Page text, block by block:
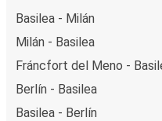
Basilea - Milán
Milán - Basilea
Fráncfort del Meno -
Berlín - Basilea
Basilea - Berlín